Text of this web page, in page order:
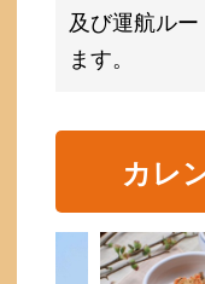
及び運航ル
ます。
カレ